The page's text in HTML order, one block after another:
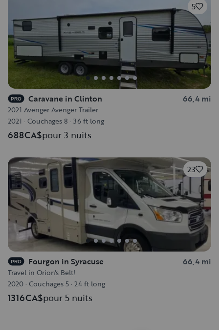
5
PRO Caravane in Clinton 66,4 mi
2021 Avenger Avenger Trailer
2021 · Couchages 8 · 36 ft long
688CA$pour 3 nuits
23
PRO Fourgon in Syracuse 66,4 mi
Travel in Orion's Belt!
2020 · Couchages 5 · 24 ft long
1316CA$pour 5 nuits